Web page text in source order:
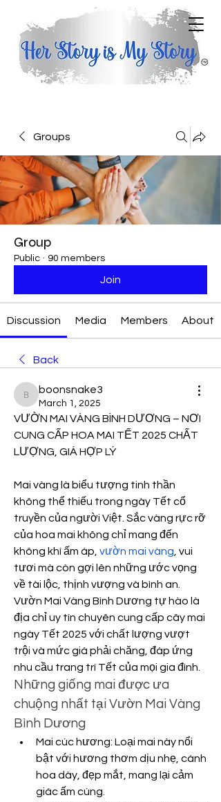
Groups
Group
Public · 90 members
Join
Discussion Media Members About
Back
boonsnake3
boonsnake3
March 1, 2025
VƯỜN MAI VÀNG BÌNH DƯƠNG – NƠI
CUNG CẤP HOA MAI TẾT 2025 CHẤT
LƯỢNG, GIÁ HỢP LÝ
Mai vàng là biểu tượng tinh thần
không thể thiếu trong ngày Tết cổ
truyền của người Việt. Sắc vàng rực rỡ
của hoa mai không chỉ mang đến
không khí ấm áp, vườn mai vàng , vui
tươi mà còn gợi lên những ước vọng
về tài lộc, thịnh vượng và bình an.
Vườn Mai Vàng Bình Dương tự hào là
địa chỉ uy tín chuyên cung cấp cây mai
ngày Tết 2025 với chất lượng vượt
trội và mức giá phải chăng, đáp ứng
nhu cầu trang trí Tết của mọi gia đình.
Những giống mai được ưa
chuộng nhất tại Vườn Mai Vàng
Bình Dương
Mai cúc hương: Loại mai này nổi
bật với hương thơm dịu nhẹ, cánh
hoa dày, đẹp mắt, mang lại cảm
giác ấm cúng.